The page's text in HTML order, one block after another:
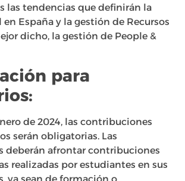
las tendencias que definirán la
España y la gestión de Recursos
dicho, la gestión de People &
para
de 2024, las contribuciones
serán obligatorias. Las
deberán afrontar contribuciones
realizadas por estudiantes en sus